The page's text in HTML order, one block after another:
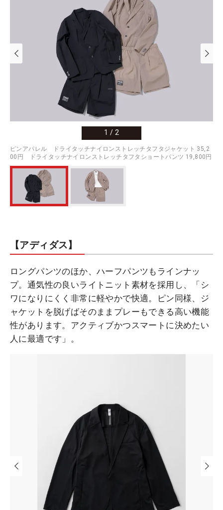
1 / 2
ピンアパレル ドライタッチナイロンストレッチタフタジャケット 35,2
00円 ドライタッチナイロンストレッチタフタショートパンツ 19,800円
【アディダス】
ロングパンツのほか、ハーフパンツもラインナッ
プ。通気性の良いライトニット素材を採用し、「シ
ワになりにくく非常に軽やかで快適。ピン同様、ジ
ャケットを脱げばそのままプレーもできる高い機能
性があります。アクティブかつスマートに決めたい
人に最適です」。